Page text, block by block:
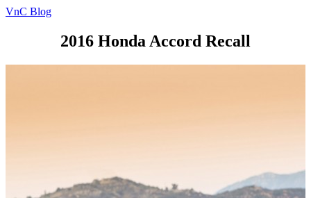
VnC Blog
2016 Honda Accord Recall